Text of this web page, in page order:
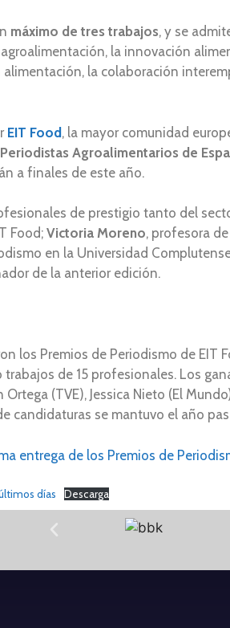
máximo de tres trabajos, y se
la innovación
la colaboración
EIT Food, la mayor comunidad
Agroalimentarios de
a finales de este año.
de prestigio tanto del
Food; Victoria Moreno, profesora
en la Universidad
de la anterior edición.
los Premios de Periodismo de
de 15 profesionales. Los
(TVE), Jessica Nieto (El
candidaturas se mantuvo el año
entrega de los Premios de
días Descarga